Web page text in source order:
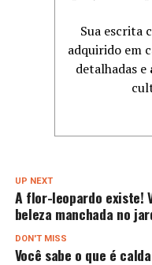
Sua escrita
adquirido em
detalhadas e
UP NEXT
A flor-leopardo existe!
beleza manchada no
DON'T MISS
Você sabe o que é